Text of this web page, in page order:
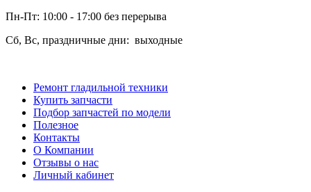
Пн-Пт: 10:00 - 17:00 без перерыва
Сб, Вс, праздничные дни: выходные
Ремонт гладильной техники
Купить запчасти
Подбор запчастей по модели
Полезное
Контакты
О Компании
Отзывы о нас
Личный кабинет